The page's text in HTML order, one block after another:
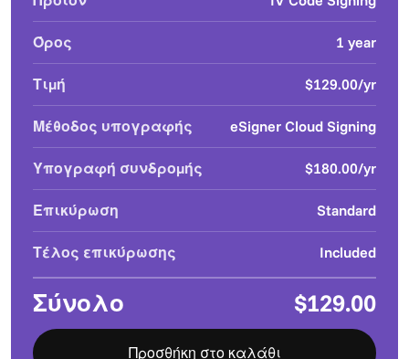
Όρος 1 year
Τιμή $129.00/yr
Μέθοδος υπογραφής eSigner Cloud Signing
Υπογραφή συνδρομής $180.00/yr
Επικύρωση Standard
Τέλος επικύρωσης Included
Σύνολο $129.00
Προσθήκη στο καλάθι